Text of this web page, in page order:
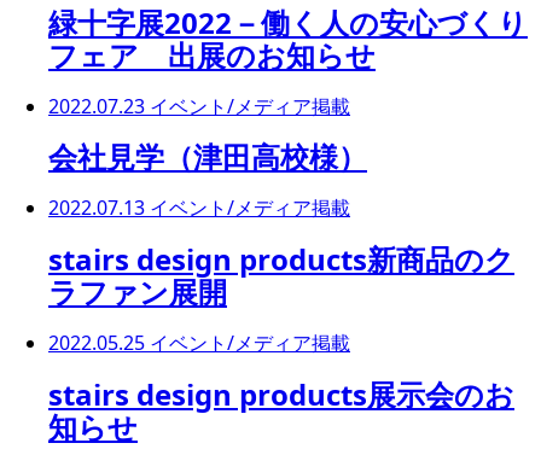
緑十字展2022－働く人の安心づくり
フェア 出展のお知らせ
2022.07.23 イベント/メディア掲載
会社見学（津田高校様）
2022.07.13 イベント/メディア掲載
stairs design products新商品のク
ラファン展開
2022.05.25 イベント/メディア掲載
stairs design products展示会のお
知らせ